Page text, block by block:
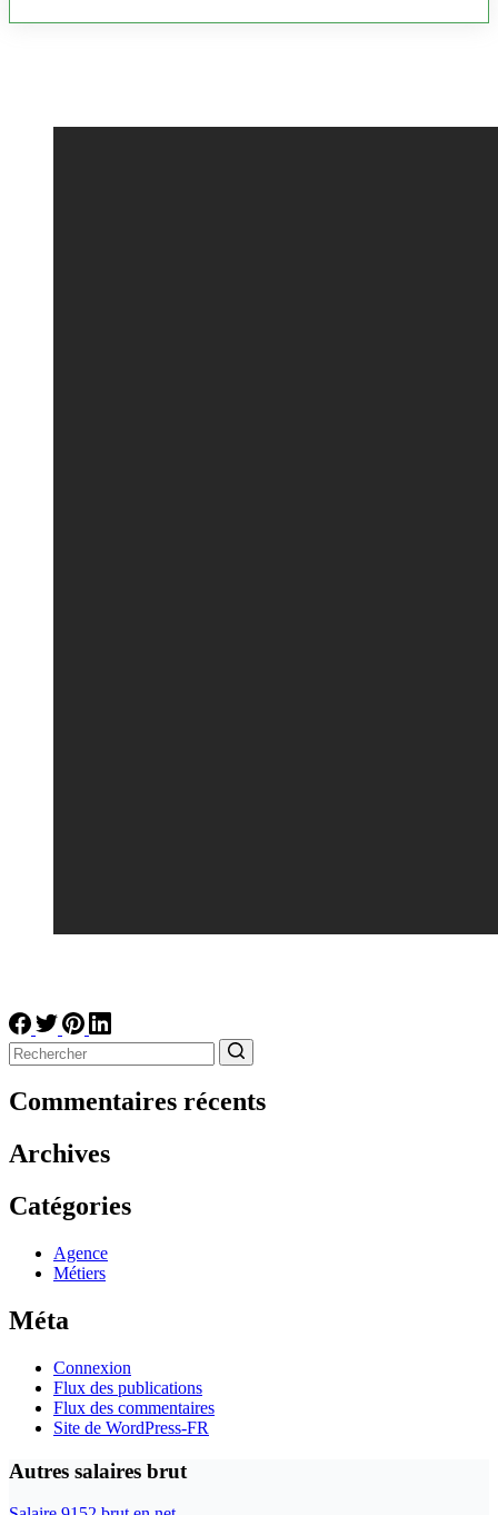
résultat
Commentaires récents
Archives
Catégories
Agence
Métiers
Méta
Connexion
Flux des publications
Flux des commentaires
Site de WordPress-FR
Autres salaires brut